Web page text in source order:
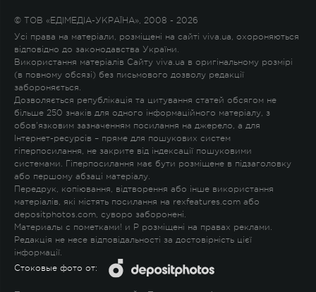
© ТОВ «ЕДІМЕДІА-УКРАЇНА», 2008 - 2026
Усі права на матеріали, розміщені на сайті viva.ua, охороняються
відповідно до законодавства України.
Використання матеріалів Сайту viva.ua в оригінальному розмірі
(в повному обсязі) без письмового дозволу редакції
забороняється.
Дозволяється републікація та цитування статей обсягом не
більше 250 знаків для одного інформаційного матеріалу, з
обов'язковим зазначенням посилання на джерело, а для
Інтернет-ресурсів – пряме для пошукових систем
гіперпосилання, не закрите від індексації пошуковими
системами. Гіперпосилання має бути розміщене в підзаголовку
або першому абзаці матеріалу.
Передрук, копіювання, відтворення або інше використання
матеріалів, які містять посилання на rexfeatures.com або
depositphotos.com, суворо заборонені.
Материалы с пометками! и P розміщені на правах реклами.
Редакція не несе відповідальності за достовірність цієї
інформації.
Стоковые фото от: